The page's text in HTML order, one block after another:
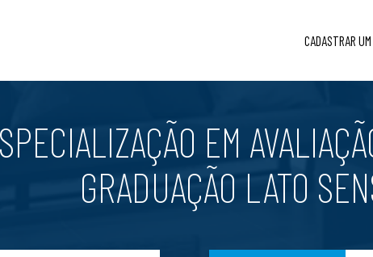
CADASTRAR
EM
GRADUAÇÃO LATO